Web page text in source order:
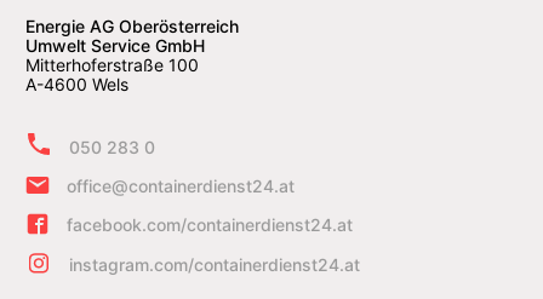
Energie AG Oberösterreich
Umwelt Service GmbH
Mitterhoferstraße 100
A-4600 Wels
050 283 0
office@containerdienst24.at
facebook.com/containerdienst24.at
instagram.com/containerdienst24.at